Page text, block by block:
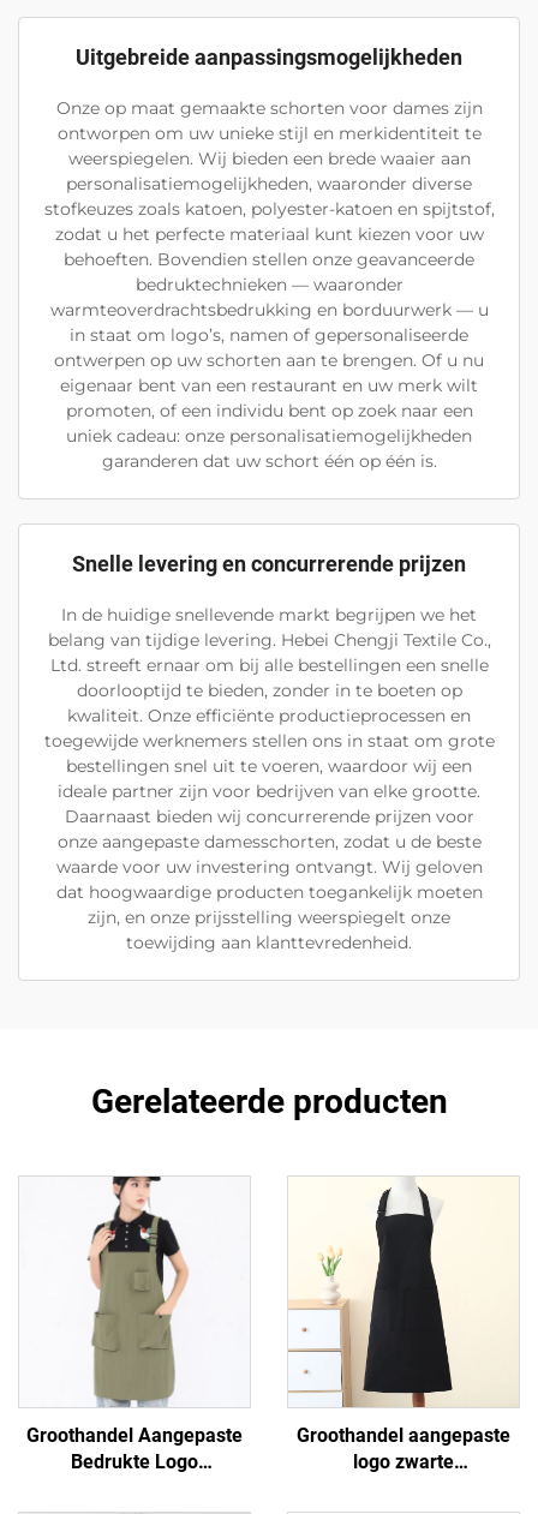
Uitgebreide aanpassingsmogelijkheden
Onze op maat gemaakte schorten voor dames zijn
ontworpen om uw unieke stijl en merkidentiteit te
weerspiegelen. Wij bieden een brede waaier aan
personalisatiemogelijkheden, waaronder diverse
stofkeuzes zoals katoen, polyester-katoen en spijtstof,
zodat u het perfecte materiaal kunt kiezen voor uw
behoeften. Bovendien stellen onze geavanceerde
bedruktechnieken — waaronder
warmteoverdrachtsbedrukking en borduurwerk — u
in staat om logo’s, namen of gepersonaliseerde
ontwerpen op uw schorten aan te brengen. Of u nu
eigenaar bent van een restaurant en uw merk wilt
promoten, of een individu bent op zoek naar een
uniek cadeau: onze personalisatiemogelijkheden
garanderen dat uw schort één op één is.
Snelle levering en concurrerende prijzen
In de huidige snellevende markt begrijpen we het
belang van tijdige levering. Hebei Chengji Textile Co.,
Ltd. streeft ernaar om bij alle bestellingen een snelle
doorlooptijd te bieden, zonder in te boeten op
kwaliteit. Onze efficiënte productieprocessen en
toegewijde werknemers stellen ons in staat om grote
bestellingen snel uit te voeren, waardoor wij een
ideale partner zijn voor bedrijven van elke grootte.
Daarnaast bieden wij concurrerende prijzen voor
onze aangepaste damesschorten, zodat u de beste
waarde voor uw investering ontvangt. Wij geloven
dat hoogwaardige producten toegankelijk moeten
zijn, en onze prijsstelling weerspiegelt onze
toewijding aan klanttevredenheid.
Gerelateerde producten
Groothandel Aangepaste
Bedrukte Logo
Groothandel aangepaste
logo zwarte